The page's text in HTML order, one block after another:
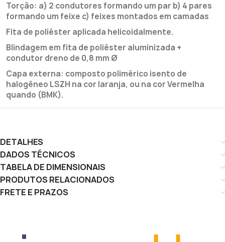
Torção: a) 2 condutores formando um par b) 4 pares
formando um feixe c) feixes montados em camadas
Fita de poliéster aplicada helicoidalmente.
Blindagem em fita de poliéster aluminizada +
condutor dreno de 0,8 mm Ø
Capa externa: composto polimérico isento de
halogêneo LSZH na cor laranja, ou na cor Vermelha
quando (BMK).
DETALHES
DADOS TÉCNICOS
TABELA DE DIMENSIONAIS
PRODUTOS RELACIONADOS
FRETE E PRAZOS